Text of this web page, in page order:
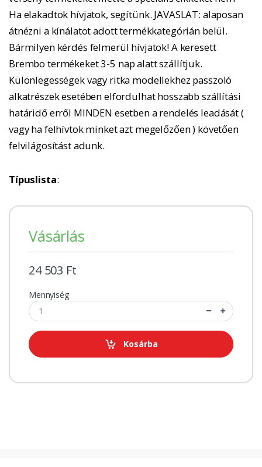
Ha elakadtok hívjatok, segítünk. JAVASLAT: alaposan
átnézni a kínálatot adott termékkategórián belül.
Bármilyen kérdés felmerül hívjatok! A keresett
Brembo termékeket 3-5 nap alatt szállítjuk.
Különlegességek vagy ritka modellekhez passzoló
alkatrészek esetében elfordulhat hosszabb szállítási
határidő erről MINDEN esetben a rendelés leadását (
vagy ha felhívtok minket azt megelőzően ) követően
felvilágosítást adunk.
Típuslista:
Vásárlás
24 503 Ft
Mennyiség
Kosárba